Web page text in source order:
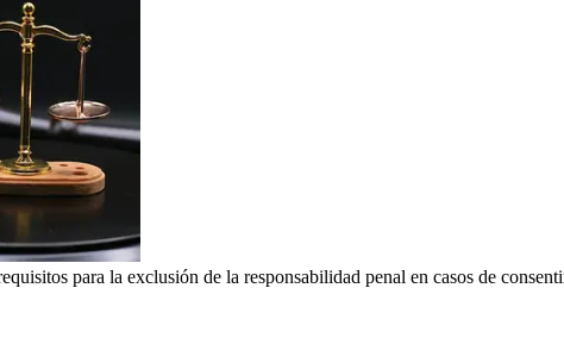
para la exclusión de la responsabilidad penal en casos de